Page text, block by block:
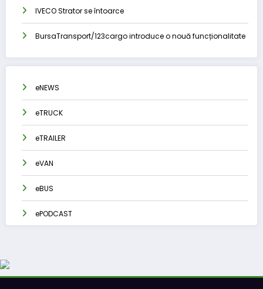
IVECO Strator se întoarce
BursaTransport/123cargo introduce o nouă funcționalitate
eNEWS
eTRUCK
eTRAILER
eVAN
eBUS
ePODCAST